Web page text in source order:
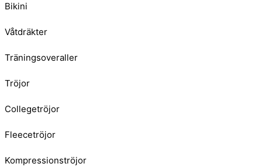
Bikini
Våtdräkter
Träningsoveraller
Tröjor
Collegetröjor
Fleecetröjor
Kompressionströjor